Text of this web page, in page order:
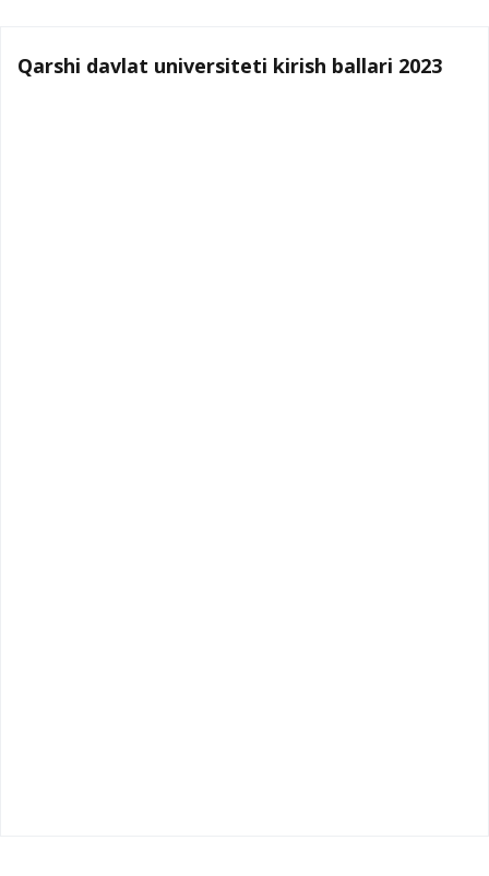
Qarshi davlat universiteti kirish ballari 2023